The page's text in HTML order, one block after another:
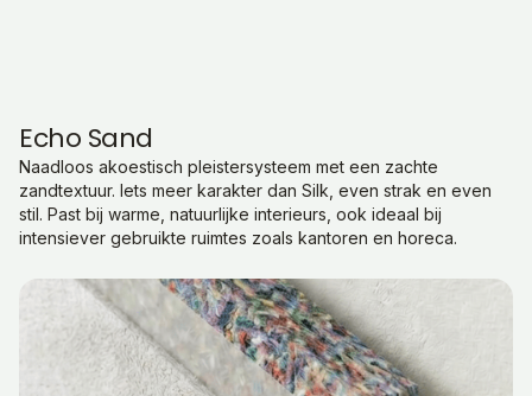
Echo Sand
Naadloos akoestisch pleistersysteem met een zachte
zandtextuur. Iets meer karakter dan Silk, even strak en even
stil. Past bij warme, natuurlijke interieurs, ook ideaal bij
intensiever gebruikte ruimtes zoals kantoren en horeca.